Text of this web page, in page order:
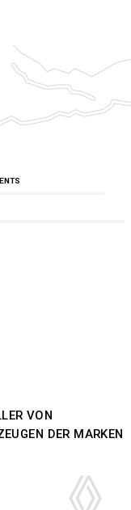
VON
DER MARKEN